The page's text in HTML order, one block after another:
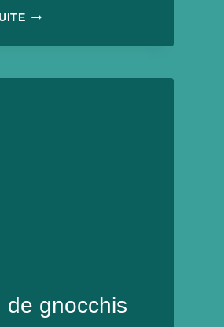
MIJOTÉ
FRUIT
JACQUIER,
de gnocchis